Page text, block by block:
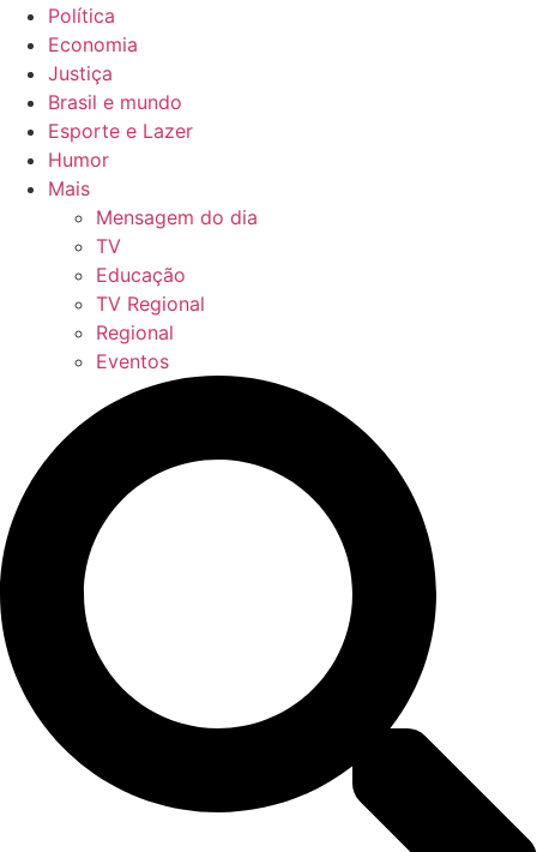
Política
Economia
Justiça
Brasil e mundo
Esporte e Lazer
Humor
Mais
Mensagem do dia
TV
Educação
TV Regional
Regional
Eventos